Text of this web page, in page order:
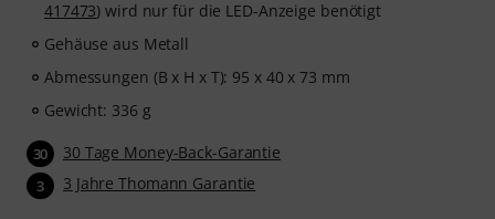
417473) wird nur für die LED-Anzeige benötigt
Gehäuse aus Metall
Abmessungen (B x H x T): 95 x 40 x 73 mm
Gewicht: 336 g
30 30 Tage Money-Back-Garantie
3 3 Jahre Thomann Garantie